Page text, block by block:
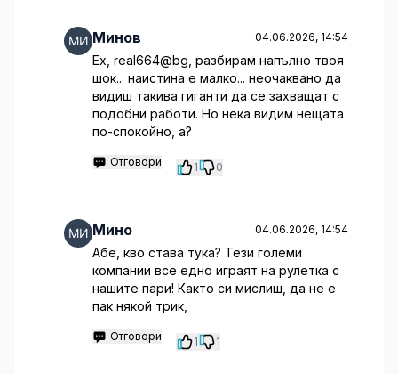
Минов 04.06.2026, 14:54
Ех, real664@bg, разбирам напълно твоя
шок... наистина е малко... неочаквано да
видиш такива гиганти да се захващат с
подобни работи. Но нека видим нещата
по-спокойно, а?
Отговори 1 0
Мино 04.06.2026, 14:54
Абе, кво става тука? Тези големи
компании все едно играят на рулетка с
нашите пари! Както си мислиш, да не е
пак някой трик,
Отговори 1 1